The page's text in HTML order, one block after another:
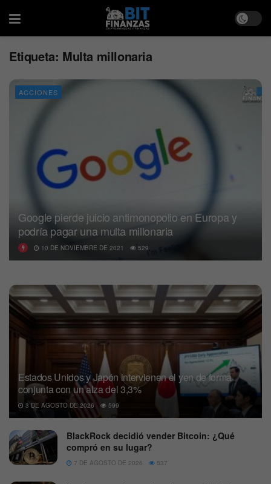
Etiqueta: Multa millonaria
ACCIONES
Google pierde juicio antimonopolio en Europa y
podría pagar una multa millonaria
10 DE NOVIEMBRE DE 2021 529
Estados Unidos y Japón intervienen el yen de forma
conjunta con un alza del 3,3%
3 DE AGOSTO DE 2026 599
BlackRock decidió vender Bitcoin: ¿Qué
compró en su lugar?
7 DE AGOSTO DE 2026 537